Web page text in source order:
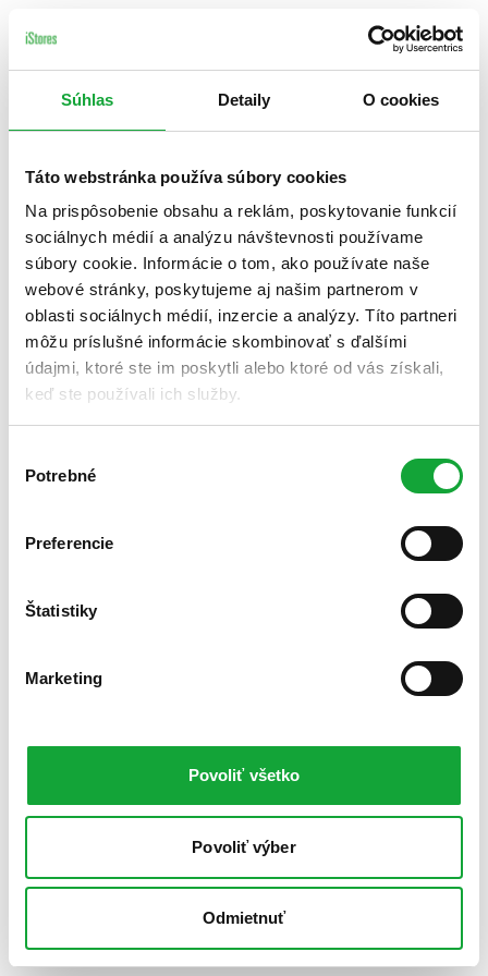
Súhlas Detaily O cookies
Táto webstránka používa súbory cookies
Na prispôsobenie obsahu a reklám, poskytovanie funkcií
sociálnych médií a analýzu návštevnosti používame
súbory cookie. Informácie o tom, ako používate naše
webové stránky, poskytujeme aj našim partnerom v
oblasti sociálnych médií, inzercie a analýzy. Títo partneri
môžu príslušné informácie skombinovať s ďalšími
údajmi, ktoré ste im poskytli alebo ktoré od vás získali,
keď ste používali ich služby.
súhlasu
Potrebné
Preferencie
Štatistiky
Marketing
Povoliť všetko
Povoliť výber
Odmietnuť